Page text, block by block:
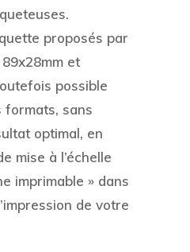
proposés par
et
possible
formats, sans
optimal, en
mise à l’échelle
imprimable » dans
de votre